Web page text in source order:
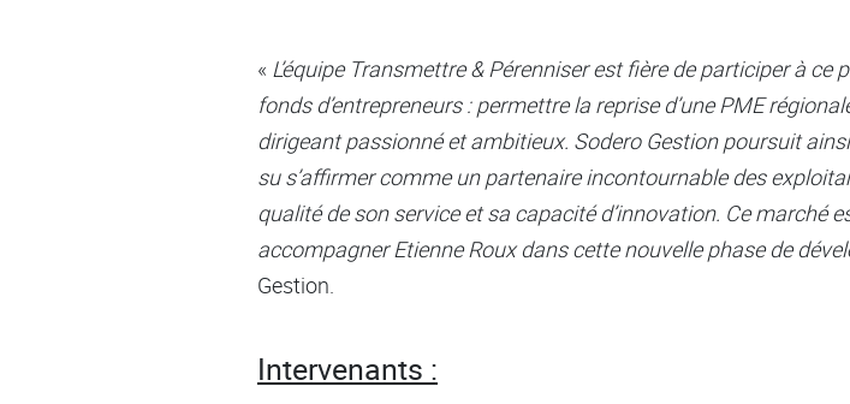
« L’équipe Transmettre & Pérenniser est fière de participer à
fonds d’entrepreneurs : permettre la reprise d’une PME
dirigeant passionné et ambitieux. Sodero Gestion poursuit
su s’affirmer comme un partenaire incontournable des
qualité de son service et sa capacité d’innovation. Ce
accompagner Etienne Roux dans cette nouvelle phase de
Gestion.
Intervenants :